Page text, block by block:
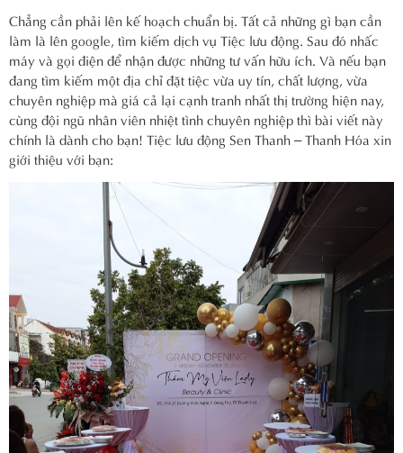
Chẳng cần phải lên kế hoạch chuẩn bị. Tất cả những gì bạn cần
làm là lên google, tìm kiếm dịch vụ Tiệc lưu động. Sau đó nhấc
máy và gọi điện để nhận được những tư vấn hữu ích. Và nếu bạn
đang tìm kiếm một địa chỉ đặt tiệc vừa uy tín, chất lượng, vừa
chuyên nghiệp mà giá cả lại cạnh tranh nhất thị trường hiện nay,
cùng đội ngũ nhân viên nhiệt tình chuyên nghiệp thì bài viết này
chính là dành cho bạn! Tiệc lưu động Sen Thanh – Thanh Hóa xin
giới thiệu với bạn: